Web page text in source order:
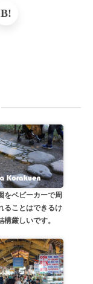
をベビーカーで周
ることはできるけ
構厳しいです。